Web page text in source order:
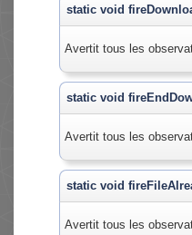
static void
Avertit tous les
static void
Avertit tous les
static void
Avertit tous les